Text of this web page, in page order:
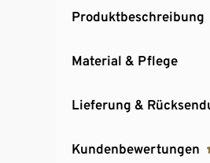
Produktbeschreibung
Material & Pflege
Lieferung &
Kundenbewertungen